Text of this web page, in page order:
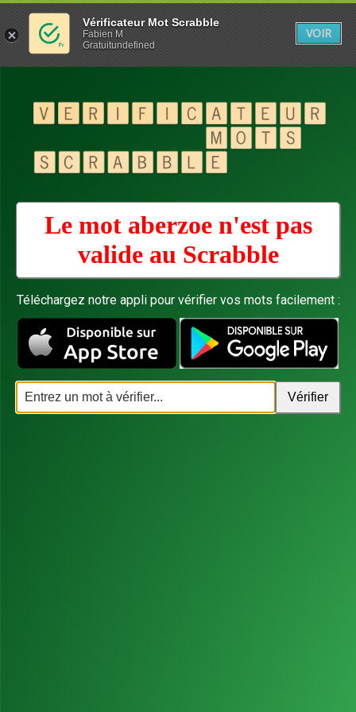
Le mot aberzoe n'est pas
valide au Scrabble
Téléchargez notre appli pour vérifier vos mots facilement :
Vérificateur Mot Scrabble
Fabien M
Gratuitundefined
VOIR